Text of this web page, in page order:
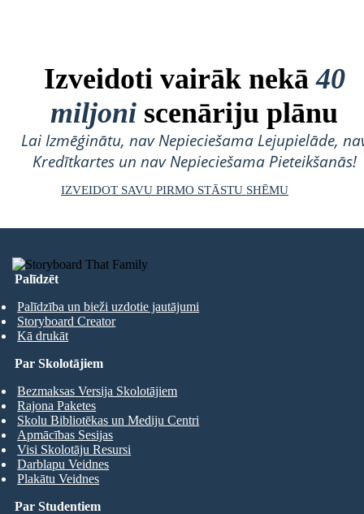
Izveidoti vairāk nekā40
miljoni scenāriju plānu
Lai Izmēģinātu, nav Nepieciešama Lejupielāde,
Kredītkartes un nav Nepieciešama Pieteikšanās!
IZVEIDOT SAVU PIRMO STĀSTU SHĒMU
Palīdzēt
Palīdzība un bieži uzdotie jautājumi
Storyboard Creator
Kā drukāt
Par Studentiem
Par Skolotājiem
Bezmaksas Versija Skolotājiem
Rajona Paketes
Skolu Bibliotēkas un Mediju Centri
Apmācības Sesijas
Visi Skolotāju Resursi
Darblapu Veidnes
Plakātu Veidnes